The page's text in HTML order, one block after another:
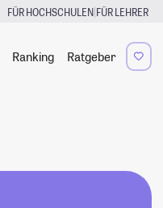
FÜR HOCHSCHULEN|FÜR LEHRER
Ranking Ratgeber